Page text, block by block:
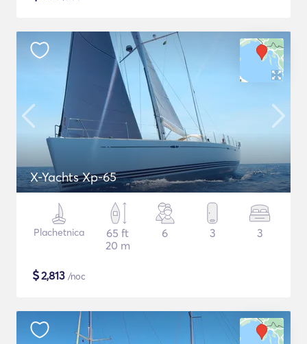
X-Yachts Xp-65
Plachetnica
65 ft
20 m
6 3 3
$2,813 /noc